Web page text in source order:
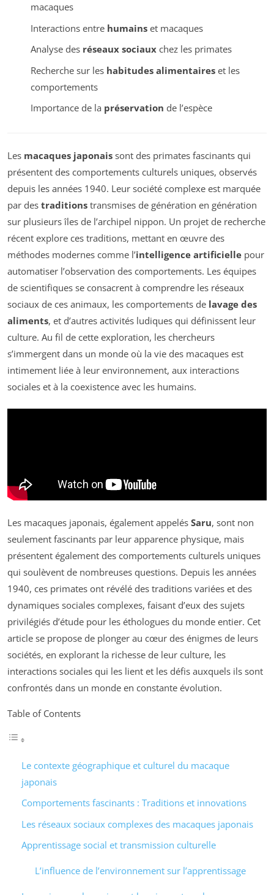
macaques
Interactions entre humainset macaques
Analyse des réseaux sociauxchez les primates
Recherche sur les habitudes alimentaireset les
comportements
Importance de la préservation de l’espèce
Les macaques japonais sont des primates fascinants qui
présentent des comportements culturels uniques, observés
depuis les années 1940. Leur société complexe est marquée
par des traditions transmises de génération en génération
sur plusieurs îles de l’archipel nippon. Un projet de recherche
récent explore ces traditions, mettant en œuvre des
méthodes modernes comme l’intelligence artificielle pour
automatiser l’observation des comportements. Les équipes
de scientifiques se consacrent à comprendre les réseaux
sociaux de ces animaux, les comportements de lavage des
aliments, et d’autres activités ludiques qui définissent leur
culture. Au fil de cette exploration, les chercheurs
s’immergent dans un monde où la vie des macaques est
intimement liée à leur environnement, aux interactions
sociales et à la coexistence avec les humains.
Les macaques japonais, également appelés Saru, sont non
seulement fascinants par leur apparence physique, mais
présentent également des comportements culturels uniques
qui soulèvent de nombreuses questions. Depuis les années
1940, ces primates ont révélé des traditions variées et des
dynamiques sociales complexes, faisant d’eux des sujets
privilégiés d’étude pour les éthologues du monde entier. Cet
article se propose de plonger au cœur des énigmes de leurs
sociétés, en explorant la richesse de leur culture, les
interactions sociales qui les lient et les défis auxquels ils sont
confrontés dans un monde en constante évolution.
Table of Contents
Le contexte géographique et culturel du macaque
japonais
Comportements fascinants : Traditions et innovations
Les réseaux sociaux complexes des macaques japonais
Apprentissage social et transmission culturelle
L’influence de l’environnement sur l’apprentissage